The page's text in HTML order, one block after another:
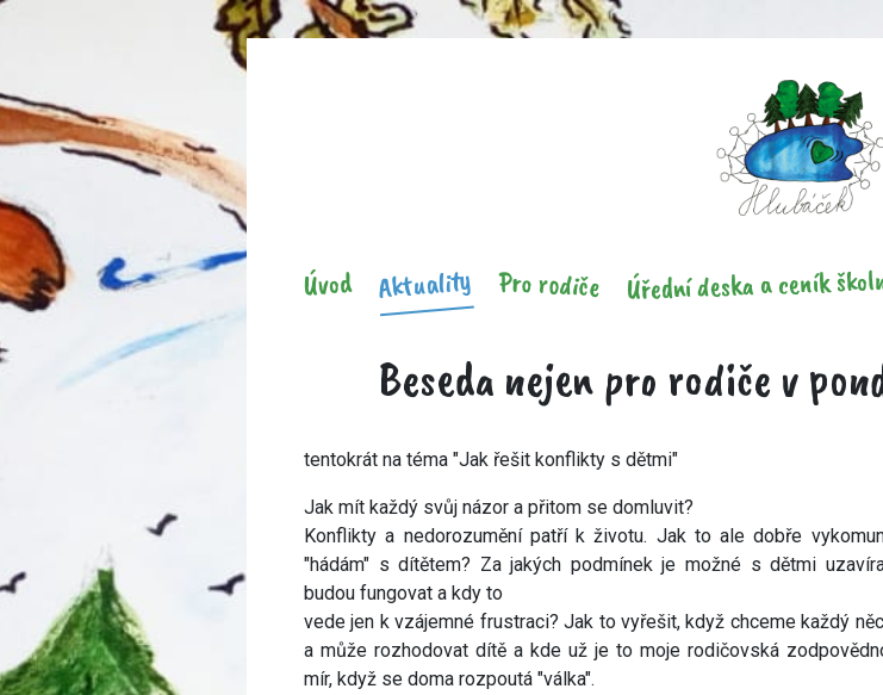
Úvod Aktuality Pro rodiče Úřední deska a ceník
Beseda nejen pro rodiče v
tentokrát na téma "Jak řešit konflikty s dětmi"
Jak mít každý svůj názor a přitom se domluvit?
Konflikty a nedorozumění patří k životu. Jak to ale dobře
"hádám" s dítětem? Za jakých podmínek je možné s dětmi
budou fungovat a kdy to
vede jen k vzájemné frustraci? Jak to vyřešit, když chceme každý
a může rozhodovat dítě a kde už je to moje rodičovská
mír, když se doma rozpoutá "válka".